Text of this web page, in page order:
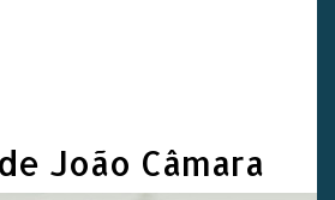
João Câmara